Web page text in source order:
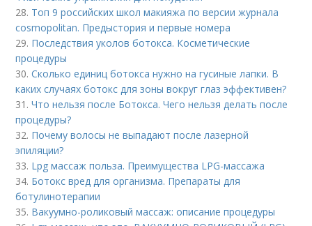
28. Топ 9 российских школ макияжа по версии журнала
cosmopolitan. Предыстория и первые номера
29. Последствия уколов ботокса. Косметические
процедуры
30.Сколько единиц ботокса нужно на гусиные лапки. В
каких случаях ботокс для зоны вокруг глаз эффективен?
31.Что нельзя после Ботокса. Чего нельзя делать после
процедуры?
32. Почему волосы не выпадают после лазерной
эпиляции?
33. Lpg массаж польза. Преимущества LPG-массажа
34. Ботокс вред для организма. Препараты для
ботулинотерапии
35. Вакуумно-роликовый массаж: описание процедуры